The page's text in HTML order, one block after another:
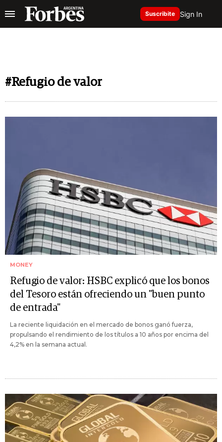
Suscribite Sign In
#Refugio de valor
MONEY
Refugio de valor: HSBC explicó que los bonos
del Tesoro están ofreciendo un "buen punto
de entrada"
La reciente liquidación en el mercado de bonos ganó fuerza,
propulsando el rendimiento de los títulos a 10 años por encima del
4,2% en la semana actual.